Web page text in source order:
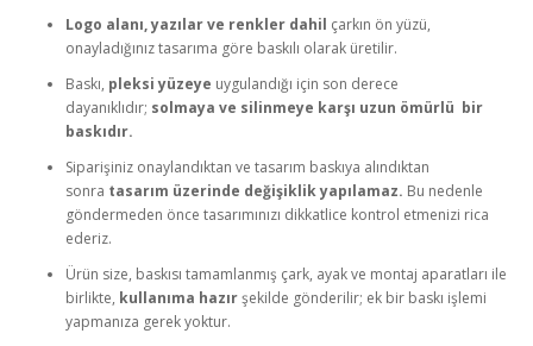
Logo alanı, yazılar ve renkler dahil çarkın ön yüzü,
onayladığınız tasarıma göre baskılı olarak üretilir.
Baskı, pleksi yüzeye uygulandığı için son derece
dayanıklıdır; solmaya ve silinmeye karşı uzun ömürlü bir
baskıdır.
Siparişiniz onaylandıktan ve tasarım baskıya alındıktan
sonra tasarım üzerinde değişiklik yapılamaz. Bu nedenle
göndermeden önce tasarımınızı dikkatlice kontrol etmenizi rica
ederiz.
Ürün size, baskısı tamamlanmış çark, ayak ve montaj aparatları ile
birlikte, kullanıma hazırşekilde gönderilir; ek bir baskı işlemi
yapmanıza gerek yoktur.